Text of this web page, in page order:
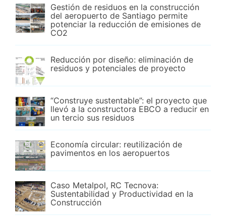
Gestión de residuos en la construcción
del aeropuerto de Santiago permite
potenciar la reducción de emisiones de
CO2
Reducción por diseño: eliminación de
residuos y potenciales de proyecto
“Construye sustentable”: el proyecto que
llevó a la constructora EBCO a reducir en
un tercio sus residuos
Economía circular: reutilización de
pavimentos en los aeropuertos
Caso Metalpol, RC Tecnova:
Sustentabilidad y Productividad en la
Construcción